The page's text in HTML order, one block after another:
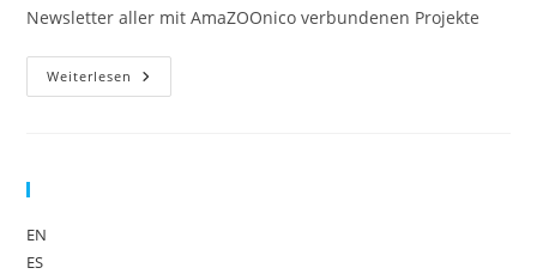
Newsletter aller mit AmaZOOnico verbundenen Projekte
Weiterlesen
EN
ES